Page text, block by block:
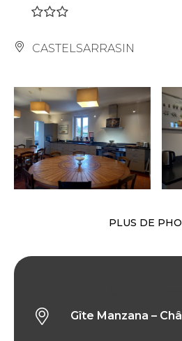
CASTELSARRASIN
PLUS DE
Gîte Manzana –